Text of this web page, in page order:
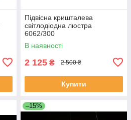
Підвісна кришталева
світлодіодна люстра
6062/300
В наявності
2 125 ₴ 2 500 ₴
Купити
–15%